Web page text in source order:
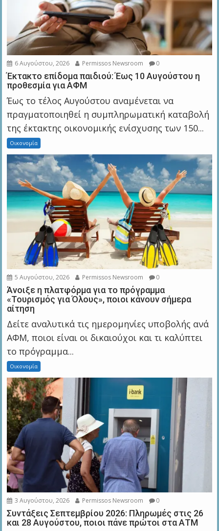
6 Αυγούστου, 2026 Permissos Newsroom 0
Έκτακτο επίδομα παιδιού: Έως 10 Αυγούστου η
προθεσμία για ΑΦΜ
Έως το τέλος Αυγούστου αναμένεται να
πραγματοποιηθεί η συμπληρωματική καταβολή
της έκτακτης οικονομικής ενίσχυσης των 150...
Οικονομία
5 Αυγούστου, 2026 Permissos Newsroom 0
Άνοιξε η πλατφόρμα για το πρόγραμμα
«Τουρισμός για Όλους», ποιοι κάνουν σήμερα
αίτηση
Δείτε αναλυτικά τις ημερομηνίες υποβολής ανά
ΑΦΜ, ποιοι είναι οι δικαιούχοι και τι καλύπτει
το πρόγραμμα...
Οικονομία
3 Αυγούστου, 2026 Permissos Newsroom 0
Συντάξεις Σεπτεμβρίου 2026: Πληρωμές στις 26
και 28 Αυγούστου, ποιοι πάνε πρώτοι στα ΑΤΜ